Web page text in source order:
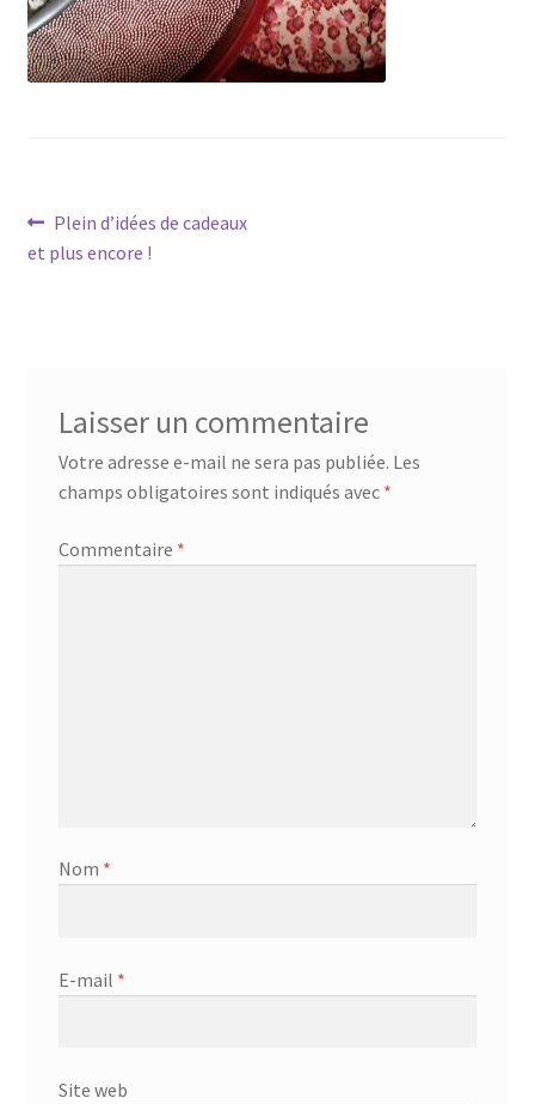
Navigation
de
Article
précédent :
Plein d’idées de cadeaux
et plus encore !
Laisser un commentaire
Votre adresse e-mail ne sera pas publiée. Les
champs obligatoires sont indiqués avec *
Commentaire *
Nom *
E-mail *
Site web